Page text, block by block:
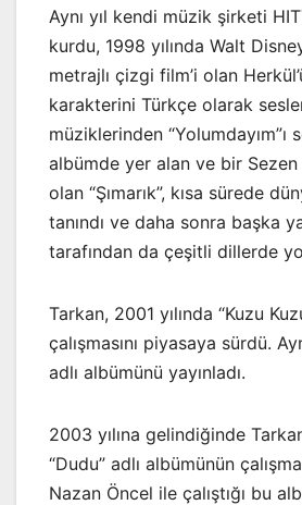
Aynı yıl kendi müzik şirketi
kurdu, 1998 yılında Walt
metrajlı çizgi film’i olan
karakterini Türkçe olarak
müziklerinden “Yolumdayım”ı
albümde yer alan ve bir Sezen
olan “Şımarık”, kısa sürede
tanındı ve daha sonra başka
tarafından da çeşitli dillerde
Tarkan, 2001 yılında “Kuzu
çalışmasını piyasaya sürdü.
adlı albümünü yayınladı.
2003 yılına gelindiğinde
“Dudu” adlı albümünün
Nazan Öncel ile çalıştığı bu